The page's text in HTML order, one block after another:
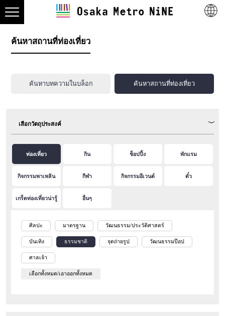
ค้นหาสถานที่ท่องเที่ยว
ค้นหาบทความในบล็อก ค้นหาสถานที่ท่องเที่ยว
เลือกวัตถุประสงค์
ท่องเที่ยว กิน ช็อปปิ้ง พักแรม
กิจกรรมพาเพลิน กีฬา กิจกรรมอีเวนต์ ตั๋ว
เกร็ดท่องเที่ยวน่ารู้ อื่นๆ
ศิลปะ มาตรฐาน วัฒนธรรม/ประวัติศาสตร์
บันเทิง ธรรมชาติ จุดถ่ายรูป วัฒนธรรมป๊อป
ศาลเจ้า
เลือกทั้งหมด/เอาออกทั้งหมด